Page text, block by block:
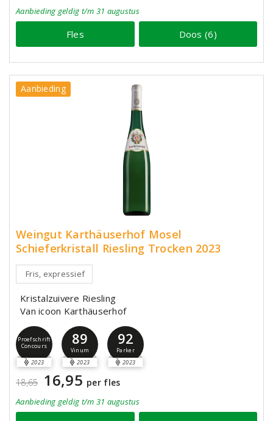
Aanbieding geldig t/m 31 augustus
Fles Doos (6)
Aanbieding
Weingut Karthäuserhof Mosel
Schieferkristall Riesling Trocken 2023
Fris, expressief
Kristalzuivere Riesling
Van icoon Karthäuserhof
Proefschrift
Concours
2023
89
Vinum
2023
92
Parker
2023
18,65 16,95 per fles
Aanbieding geldig t/m 31 augustus